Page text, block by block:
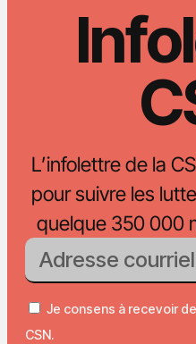
L’infolettre de la
pour suivre les
quelque 350 000
Je consens à recevoir
CSN.